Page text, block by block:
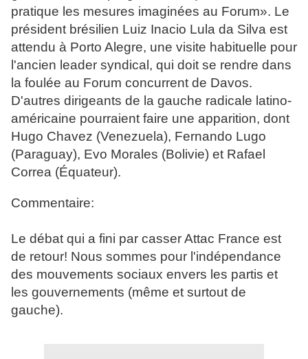
pratique les mesures imaginées au Forum». Le
président brésilien Luiz Inacio Lula da Silva est
attendu à Porto Alegre, une visite habituelle pour
l'ancien leader syndical, qui doit se rendre dans
la foulée au Forum concurrent de Davos.
D'autres dirigeants de la gauche radicale latino-
américaine pourraient faire une apparition, dont
Hugo Chavez (Venezuela), Fernando Lugo
(Paraguay), Evo Morales (Bolivie) et Rafael
Correa (Équateur).
Commentaire:
Le débat qui a fini par casser Attac France est
de retour! Nous sommes pour l'indépendance
des mouvements sociaux envers les partis et
les gouvernements (même et surtout de
gauche).